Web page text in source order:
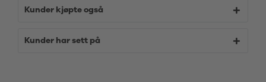
Kunder kjøpte også
Kunder har sett på